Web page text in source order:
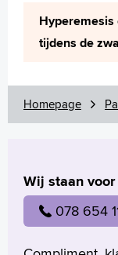
Polski
Türkçe
Arabisch
tijdens de
Homepage
Wij staan
078 654